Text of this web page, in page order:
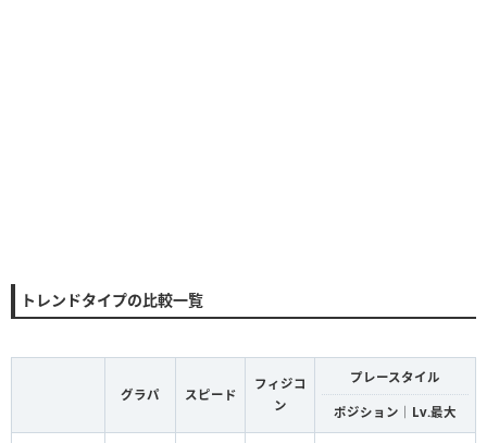
トレンドタイプの比較一覧
グラパ スピード
フィジコ
ン
プレースタイル
ポジション｜Lv.最大